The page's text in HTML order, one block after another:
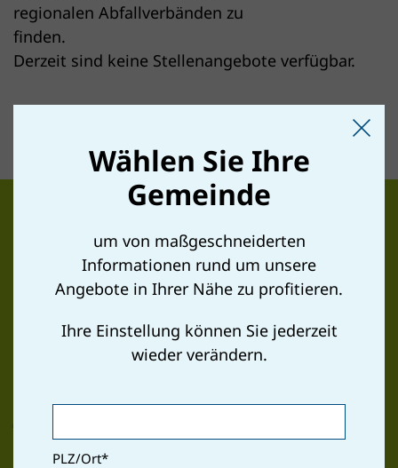
regionalen Abfallverbänden zu
finden.
Derzeit sind keine Stellenangebote verfügbar.
Gemeindeverband für Abfallwirtschaft
Wählen Sie Ihre
Gemeinde
um von maßgeschneiderten
Informationen rund um unsere
Angebote in Ihrer Nähe zu profitieren.
Ihre Einstellung können Sie jederzeit
wieder verändern.
PLZ/Ort*